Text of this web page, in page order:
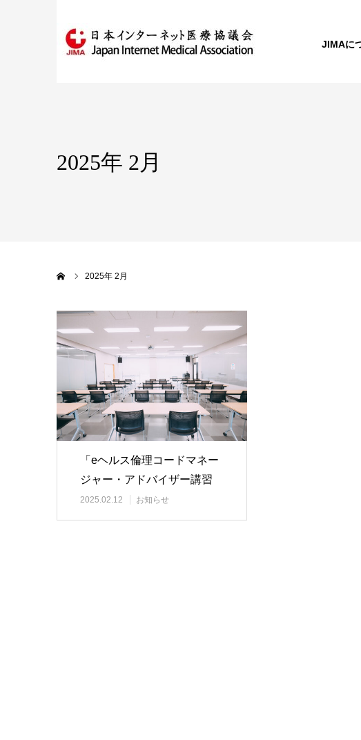
JIMAに
2025年 2月
2025年 2月
「eヘルス倫理コードマネー
ジャー・アドバイザー講習
会」再開のご案内
2025.02.12 お知らせ